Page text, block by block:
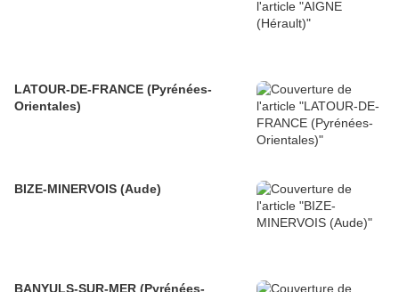
LATOUR-DE-FRANCE (Pyrénées-
Orientales)
BIZE-MINERVOIS (Aude)
BANYULS-SUR-MER (Pyrénées-